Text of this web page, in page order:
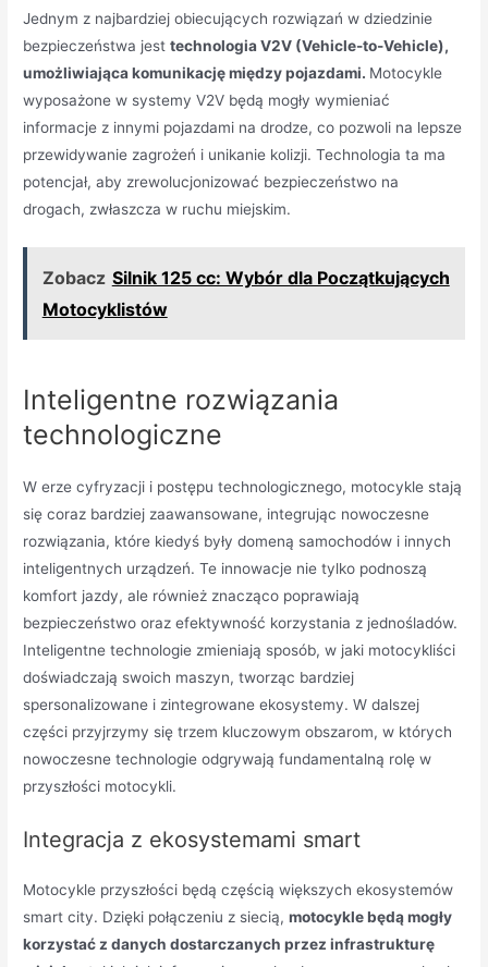
Jednym z najbardziej obiecujących rozwiązań w dziedzinie
bezpieczeństwa jesttechnologia V2V (Vehicle-to-Vehicle),
umożliwiająca komunikację między pojazdami. Motocykle
wyposażone w systemy V2V będą mogły wymieniać
informacje z innymi pojazdami na drodze, co pozwoli na lepsze
przewidywanie zagrożeń i unikanie kolizji. Technologia ta ma
potencjał, aby zrewolucjonizować bezpieczeństwo na
drogach, zwłaszcza w ruchu miejskim.
Zobacz Silnik 125 cc: Wybór dla Początkujących
Motocyklistów
Inteligentne rozwiązania
technologiczne
W erze cyfryzacji i postępu technologicznego, motocykle stają
się coraz bardziej zaawansowane, integrując nowoczesne
rozwiązania, które kiedyś były domeną samochodów i innych
inteligentnych urządzeń. Te innowacje nie tylko podnoszą
komfort jazdy, ale również znacząco poprawiają
bezpieczeństwo oraz efektywność korzystania z jednośladów.
Inteligentne technologie zmieniają sposób, w jaki motocykliści
doświadczają swoich maszyn, tworząc bardziej
spersonalizowane i zintegrowane ekosystemy. W dalszej
części przyjrzymy się trzem kluczowym obszarom, w których
nowoczesne technologie odgrywają fundamentalną rolę w
przyszłości motocykli.
Integracja z ekosystemami smart
Motocykle przyszłości będą częścią większych ekosystemów
smart city. Dzięki połączeniu z siecią,motocykle będą mogły
korzystać z danych dostarczanych przez infrastrukturę